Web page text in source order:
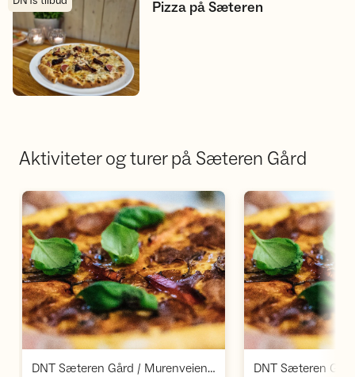
Pizza på Sæteren Pizza på Sæteren
Aktiviteter og turer på Sæteren Gård
Åpne aktivitet
DNT Sæteren Gård / Murenveien 151 / Bekkestua
,